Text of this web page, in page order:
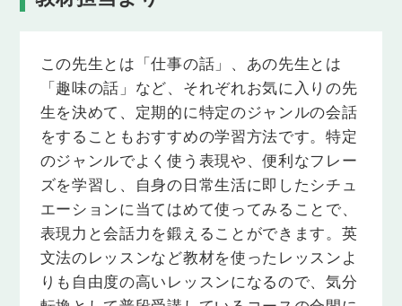
この先生とは「仕事の話」、あの先生とは
「趣味の話」など、それぞれお気に入りの先
生を決めて、定期的に特定のジャンルの会話
をすることもおすすめの学習方法です。特定
のジャンルでよく使う表現や、便利なフレー
ズを学習し、自身の日常生活に即したシチュ
エーションに当てはめて使ってみることで、
表現力と会話力を鍛えることができます。英
文法のレッスンなど教材を使ったレッスンよ
りも自由度の高いレッスンになるので、気分